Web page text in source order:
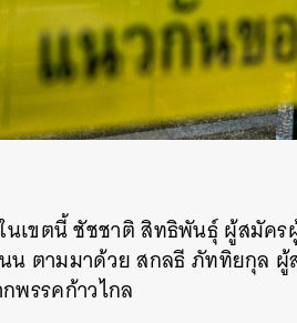
เขตนี้ ชัชชาติ สิทธิพันธุ์ ผู้สมัค
น ตามมาด้วย สกลธี ภัททิยกุล ผู้
พรรคก้าวไกล